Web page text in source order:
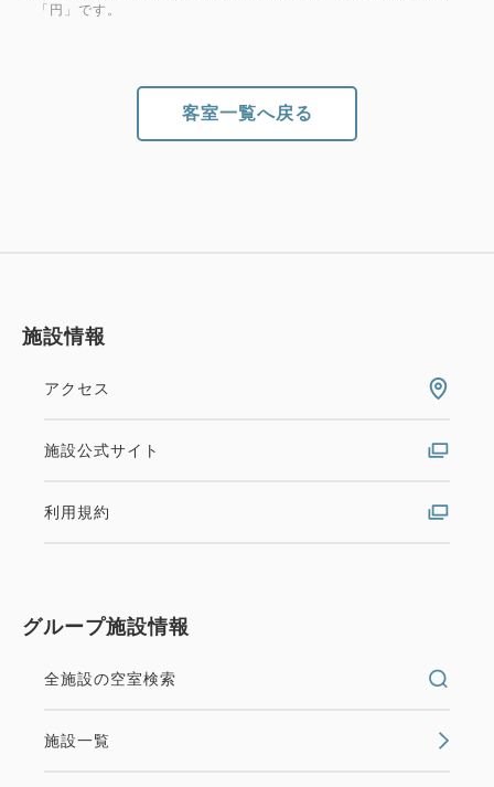
「円」です。
客室一覧へ戻る
施設情報
アクセス
施設公式サイト
利用規約
グループ施設情報
全施設の空室検索
施設一覧